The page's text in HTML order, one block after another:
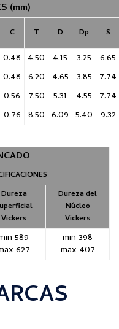
(mm)
C T D Dp S
0.48 4.50 4.15 3.25
6.65
0.48 6.20 4.65 3.85 7.74
0.56 7.50 5.31 4.55 7.74
0.76 8.50 6.09 5.40 9.32
Dureza
Vickers
Dureza del
Núcleo
Vickers
589
627
min 398
max 407